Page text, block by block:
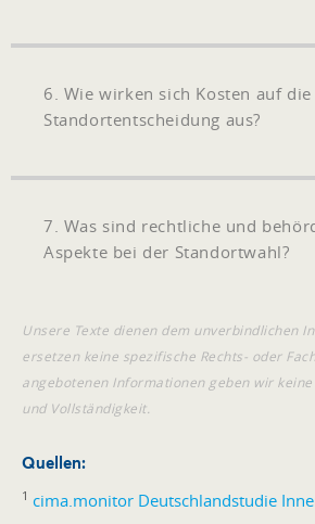
6. Wie wirken sich Kosten auf die
Standortentscheidung aus?
7. Was sind rechtliche und
Aspekte bei der Standortwahl?
Unsere Texte dienen dem unverbindlichen
ersetzen keine spezifische Rechts- oder
angebotenen Informationen geben wir
und Vollständigkeit.
Quellen:
1 cima.monitor Deutschlandstudie